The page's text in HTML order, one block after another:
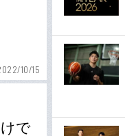
10/15
で